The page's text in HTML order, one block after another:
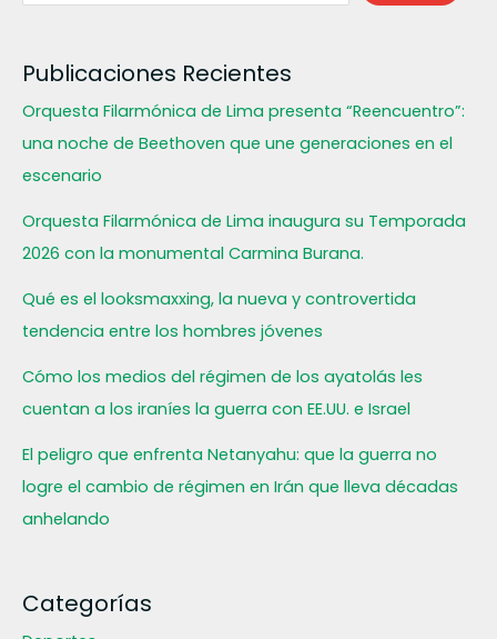
Publicaciones Recientes
Orquesta Filarmónica de Lima presenta “Reencuentro”:
una noche de Beethoven que une generaciones en el
escenario
Orquesta Filarmónica de Lima inaugura su Temporada
2026 con la monumental Carmina Burana.
Qué es el looksmaxxing, la nueva y controvertida
tendencia entre los hombres jóvenes
Cómo los medios del régimen de los ayatolás les
cuentan a los iraníes la guerra con EE.UU. e Israel
El peligro que enfrenta Netanyahu: que la guerra no
logre el cambio de régimen en Irán que lleva décadas
anhelando
Categorías